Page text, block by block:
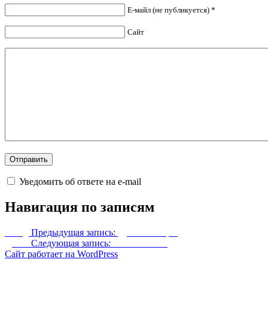
Е-майл (не публикуется) *
Сайт
Уведомить об ответе на e-mail
Навигация по записям
Предыдущая запись:
Следующая запись:
Сайт работает на WordPress